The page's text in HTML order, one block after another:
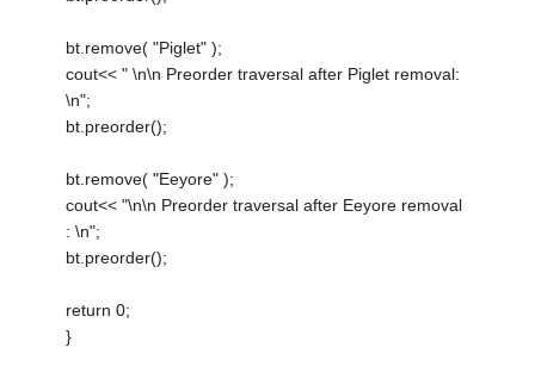
bt.remove( "Piglet" );
cout<< " \n\n Preorder traversal after Piglet removal:
\n";
bt.preorder();
bt.remove( "Eeyore" );
cout<< "\n\n Preorder traversal after Eeyore removal
: \n";
bt.preorder();
return 0;
}